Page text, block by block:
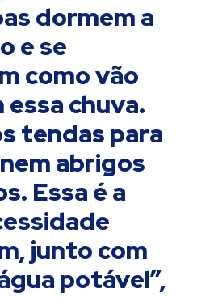
dormem a
e se
como vão
chuva.
tendas para
abrigos
Essa é a
junto com
potável”,